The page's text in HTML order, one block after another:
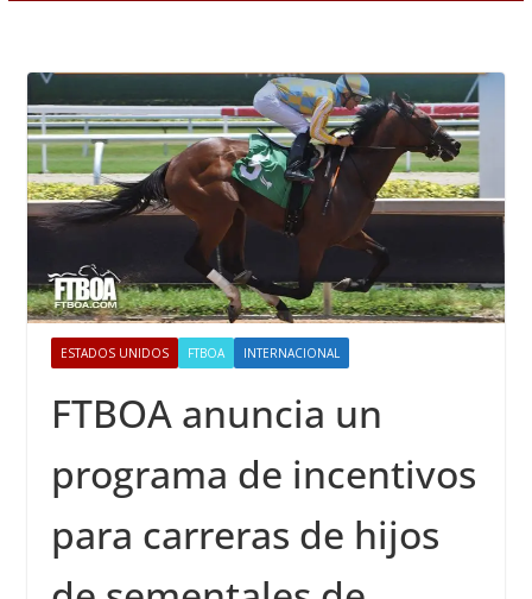
ESTADOS UNIDOS FTBOA INTERNACIONAL
FTBOA anuncia un
programa de incentivos
para carreras de hijos